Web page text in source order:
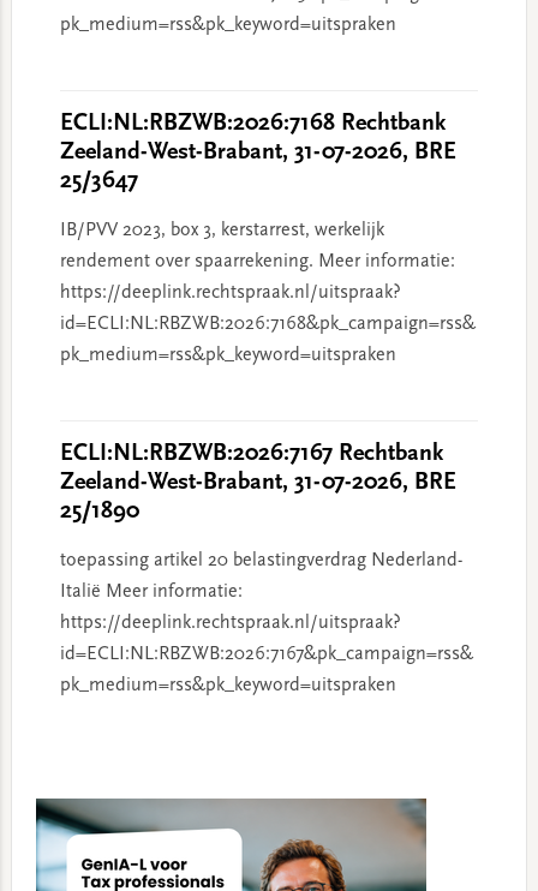
pk_medium=rss&pk_keyword=uitspraken
ECLI:NL:RBZWB:2026:7168 Rechtbank
Zeeland-West-Brabant, 31-07-2026, BRE
25/3647
IB/PVV 2023, box 3, kerstarrest, werkelijk
rendement over spaarrekening. Meer informatie:
https://deeplink.rechtspraak.nl/uitspraak?
id=ECLI:NL:RBZWB:2026:7168&pk_campaign=rss&
pk_medium=rss&pk_keyword=uitspraken
ECLI:NL:RBZWB:2026:7167 Rechtbank
Zeeland-West-Brabant, 31-07-2026, BRE
25/1890
toepassing artikel 20 belastingverdrag Nederland-
Italië Meer informatie:
https://deeplink.rechtspraak.nl/uitspraak?
id=ECLI:NL:RBZWB:2026:7167&pk_campaign=rss&
pk_medium=rss&pk_keyword=uitspraken
Sidebar